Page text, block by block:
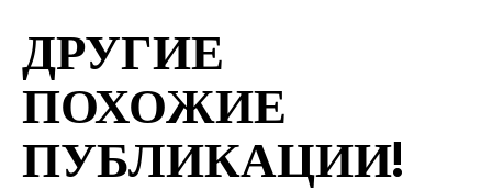
ДРУГИЕ
ПОХОЖИЕ
ПУБЛИКАЦИИ!